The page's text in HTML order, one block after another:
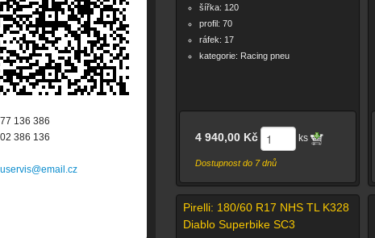
šířka: 120
profil: 70
ráfek: 17
kategorie: Racing pneu
4 940,00 Kč ks
Dostupnost do 7 dnů
Pirelli: 180/60 R17 NHS TL K328
Diablo Superbike SC3
136 386
386 136